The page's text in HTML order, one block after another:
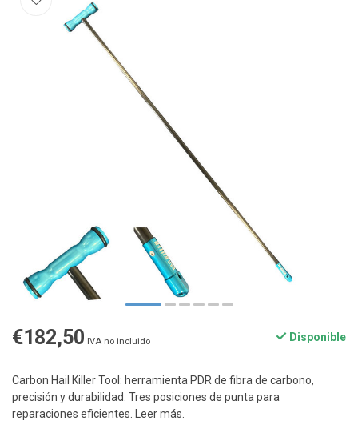
€182,50 IVA no incluido Disponible
Carbon Hail Killer Tool: herramienta PDR de fibra de carbono,
precisión y durabilidad. Tres posiciones de punta para
reparaciones eficientes.
Leer más